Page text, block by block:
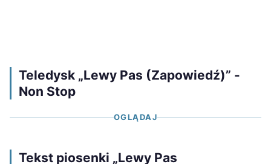
Teledysk „Lewy Pas (Zapowiedź)” -
Non Stop
OGLĄDAJ
Tekst piosenki „Lewy Pas